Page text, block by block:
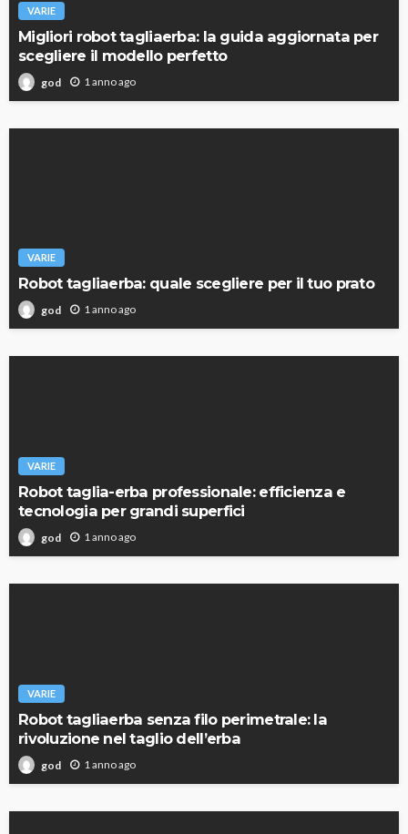
VARIE
Migliori robot tagliaerba: la guida aggiornata per
scegliere il modello perfetto
god 1 anno ago
VARIE
Robot tagliaerba: quale scegliere per il tuo prato
god 1 anno ago
VARIE
Robot taglia-erba professionale: efficienza e
tecnologia per grandi superfici
god 1 anno ago
VARIE
Robot tagliaerba senza filo perimetrale: la
rivoluzione nel taglio dell’erba
god 1 anno ago